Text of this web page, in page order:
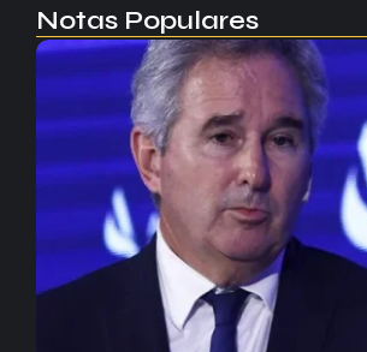
Notas Populares